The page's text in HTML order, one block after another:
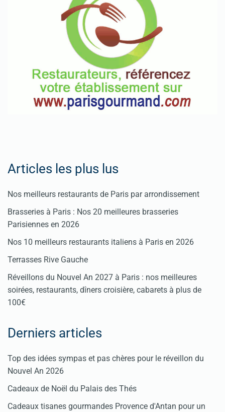
Articles les plus lus
Nos meilleurs restaurants de Paris par arrondissement
Brasseries à Paris : Nos 20 meilleures brasseries
Parisiennes en 2026
Nos 10 meilleurs restaurants italiens à Paris en 2026
Terrasses Rive Gauche
Réveillons du Nouvel An 2027 à Paris : nos meilleures
soirées, restaurants, dîners croisière, cabarets à plus de
100€
Derniers articles
Top des idées sympas et pas chères pour le réveillon du
Nouvel An 2026
Cadeaux de Noël du Palais des Thés
Cadeaux tisanes gourmandes Provence d'Antan pour un